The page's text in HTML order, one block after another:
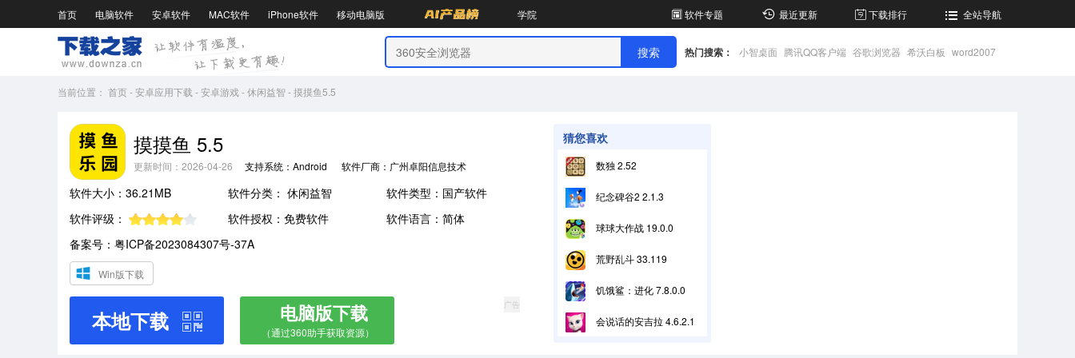
首页 电脑软件 安卓软件 MAC软件 iPhone软件 移动电脑版 学院 软件专题 最近更新 下载排行 全站导航
热门搜索： 小智桌面 腾讯QQ客户端 谷歌浏览器 希沃白板 word2007
当前位置： 首页-安卓应用下载 -安卓游戏-休闲益智 -摸摸鱼5.5
摸摸鱼 5.5
更新时间：2026-04-26 支持系统：Android 软件厂商：广州卓阳信息技术有限公司
软件大小：36.21MB 软件分类： 休闲益智
软件类型：国产软件
软件评级：
软件授权：免费软件
软件语言：简体
备案号：粤ICP备2023084307号-37A
Win版下载
本地下载 电脑版下载
（通过360助手获取资源）
广告
猜您喜欢
数独 2.52
纪念碑谷2 2.1.3
球球大作战 19.0.0
荒野乱斗 33.119
饥饿鲨：进化 7.8.0.0
会说话的安吉拉 4.6.2.1185